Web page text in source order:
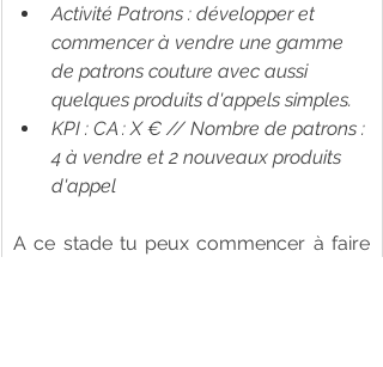
Activité Patrons : développer et
commencer à vendre une gamme
de patrons couture avec aussi
quelques produits d'appels simples.
KPI : CA : X € // Nombre de patrons :
4 à vendre et 2 nouveaux produits
d'appel
A ce stade tu peux commencer à faire